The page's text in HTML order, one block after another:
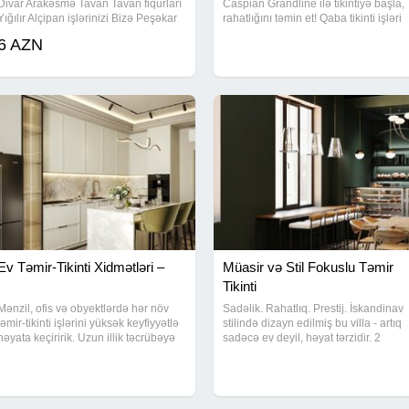
Divar Arakəsmə Tavan Tavan fiqurları
Alçipan işlərinizi Bizə Peşəkar
AZN
Caspian Grandline ilə tikintiyə başla,
rahatlığını təmin et! Qaba tikinti işləri
Təmir-Tikinti Xidmətləri –
Mənzil, ofis və obyektlərdə hər növ
tikinti işlərini yüksək keyfiyyətlə
həyata keçiririk. Uzun illik təcrübəyə
Müasir və Stil Fokuslu Təmir
Tikinti
Sadəlik. Rahatlıq. Prestij. İskandinav
stilində dizayn edilmiş bu villa - artıq
sadəcə ev deyil, həyat tərzidir. 2
Göz